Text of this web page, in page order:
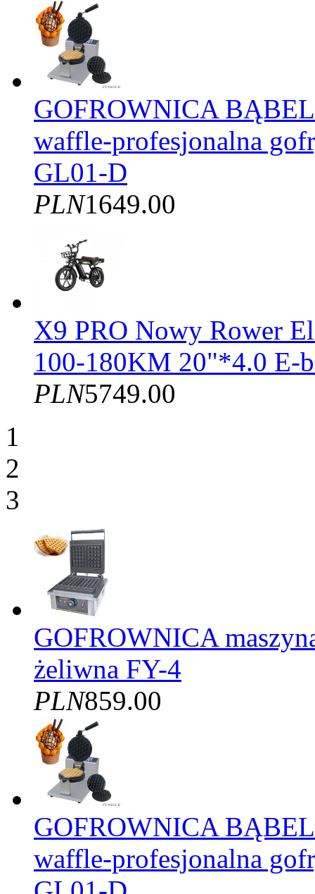
GOFROWNICA
waffle-profesjonalna
GL01-D
PLN1649.00
X9 PRO Nowy Rower
100-180KM 20"*4.0 E-
PLN5749.00
1
2
3
GOFROWNICA
żeliwna FY-4
PLN859.00
GOFROWNICA
waffle-profesjonalna